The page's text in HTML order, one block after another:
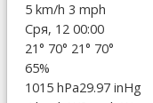
5 km/h 3 mph
Сря, 12 00:00
21° 70° 21° 70°
65%
1015 hPa29.97 inHg